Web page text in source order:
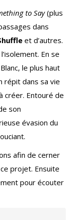
to Say(plus
dans
et d’autres.
En se
le plus haut
répit dans sa vie
créer. Entouré de
son
évasion du
afin de cerner
projet. Ensuite
pour écouter